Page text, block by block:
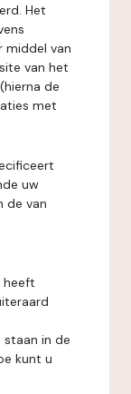
Het
middel van
van het
de
met
uw
de van
heeft
in de
kunt u